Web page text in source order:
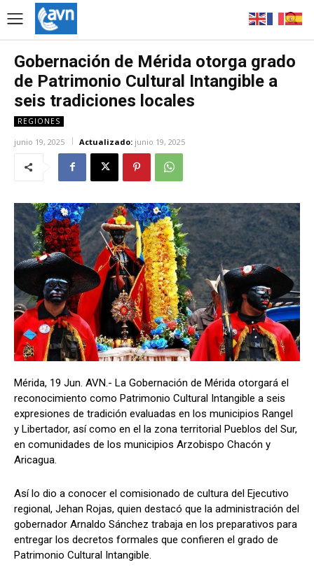
Gobernación de Mérida otorga grado
de Patrimonio Cultural Intangible a
seis tradiciones locales
REGIONES
junio 19, 2025 Actualizado: junio 19, 2025
Mérida, 19 Jun. AVN.- La Gobernación de Mérida otorgará el
reconocimiento como Patrimonio Cultural Intangible a seis
expresiones de tradición evaluadas en los municipios Rangel
y Libertador, así como en el la zona territorial Pueblos del Sur,
en comunidades de los municipios Arzobispo Chacón y
Aricagua.
Así lo dio a conocer el comisionado de cultura del Ejecutivo
regional, Jehan Rojas, quien destacó que la administración del
gobernador Arnaldo Sánchez trabaja en los preparativos para
entregar los decretos formales que confieren el grado de
Patrimonio Cultural Intangible.